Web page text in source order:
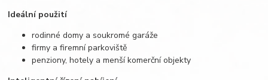
Ideální použití
rodinné domy a soukromé garáže
firmy a firemní parkoviště
penziony, hotely a menší komerční objekty